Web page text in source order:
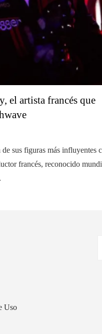
el artista francés que
sus figuras más influyentes
francés, reconocido
Uso